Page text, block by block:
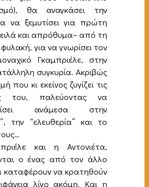
θα αναγκάσει την
να ξεμυτίσει για πρώτη
και απρόθυμα– από τη
για να γνωρίσει τον
Γκαμπριέλε, στην
συγκυρία. Ακριβώς
που κι εκείνος ζυγίζει τις
του, παλεύοντας να
ανάμεσα στην
την “ελευθερία” και το
και η Αντονιέτα,
ο ένας από τον άλλο
καταφέρουν να κρατηθούν
λίγο ακόμη. Και η